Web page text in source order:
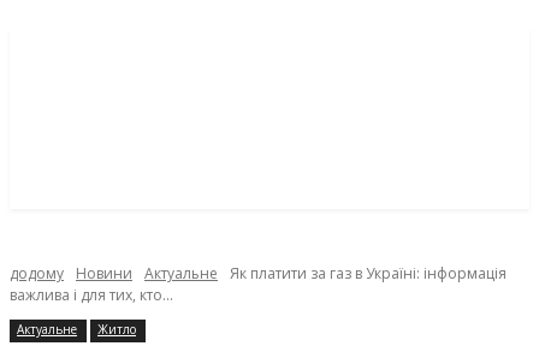
додому Новини Актуальне
Як платити за газ в Україні: інформація
важлива і для тих, кто...
Актуальне Житло